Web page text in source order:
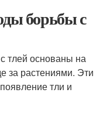
борьбы с
тлей основаны на
за растениями. Эти
тли и